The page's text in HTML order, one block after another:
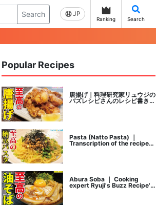
Search JP
Ranking Search
Popular Recipes
唐揚げ｜料理研究家リュウジの
バズレシピさんのレシピ書き起
Pasta (Natto Pasta) ｜
Transcription of the recipe
by Ryuji's buzz recipe, a
Abura Soba ｜ Cooking
expert Ryuji's Buzz Recipe's